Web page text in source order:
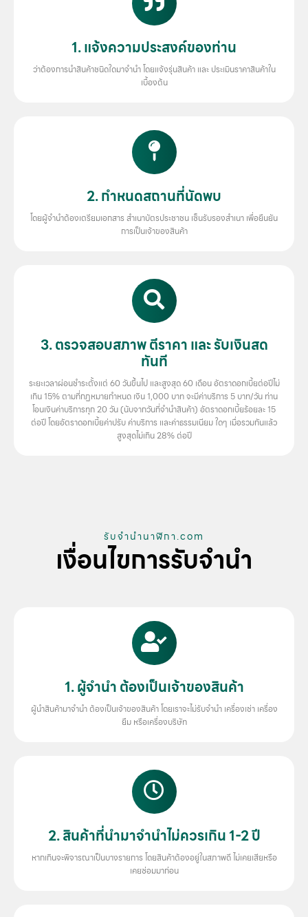
1. แจ้งความประสงค์ของท่าน
ว่าต้องการนำสินค้าชนิดใดมาจำนำ โดยแจ้งรุ่นสินค้า และ ประเมินราคาสินค้าใน
เบื้องต้น
2. กำหนดสถานที่นัดพบ
โดยผู้จำนำต้องเตรียมเอกสาร สำเนาบัตรประชาชน เซ็นรับรองสำเนา เพื่อยืนยัน
การเป็นเจ้าของสินค้า
3. ตรวจสอบสภาพ ตีราคา และ รับเงินสด
ทันที
ระยะเวลาผ่อนชำระตั้งแต่ 60 วันขึ้นไป และสูงสุด 60 เดือน อัตราดอกเบี้ยต่อปีไม่
เกิน 15% ตามที่กฏหมายกำหนด เงิน 1,000 บาท จะมีค่าบริการ 5 บาท/วัน ท่าน
โอนเงินค่าบริการทุก 20 วัน (นับจากวันที่จำนำสินค้า) อัตราดอกเบี้ยร้อยละ 15
ต่อปี โดยอัตราดอกเบี้ยค่าปรับ ค่าบริการ และค่าธรรมเนียม ใดๆ เมื่อรวมกันแล้ว
สูงสุดไม่เกิน 28% ต่อปี
รับจํานํานาฬิกา.com
เงื่อนไขการรับจำนำ
1. ผู้จำนำ ต้องเป็นเจ้าของสินค้า
ผู้นำสินค้ามาจำนำ ต้องเป็นเจ้าของสินค้า โดยเราจะไม่รับจำนำ เครื่องเช่า เครื่อง
ยืม หรือเครื่องบริษัท
2. สินค้าที่นำมาจำนำไม่ควรเกิน 1-2 ปี
หากเกินจะพิจารณาเป็นบางรายการ โดยสินค้าต้องอยู่ในสภาพดี ไม่เคยเสียหรือ
เคยซ่อมมาก่อน